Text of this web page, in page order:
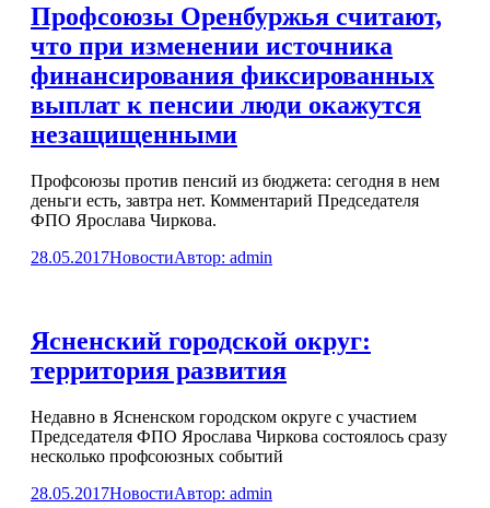
Профсоюзы Оренбуржья считают,
что при изменении источника
финансирования фиксированных
выплат к пенсии люди окажутся
незащищенными
Профсоюзы против пенсий из бюджета: сегодня в нем
деньги есть, завтра нет. Комментарий Председателя
ФПО Ярослава Чиркова.
28.05.2017НовостиАвтор: admin
Ясненский городской округ:
территория развития
Недавно в Ясненском городском округе с участием
Председателя ФПО Ярослава Чиркова состоялось сразу
несколько профсоюзных событий
28.05.2017НовостиАвтор: admin